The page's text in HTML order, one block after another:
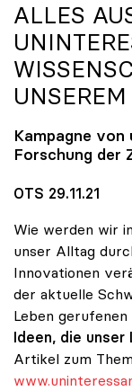
ALLES
NSEREM
Kampagne von
Forschung der
OTS 29.11.21
Wie werden wir
unser Alltag
Innovationen
der aktuelle
Leben gerufenen
Ideen, die unser
Artikel zum